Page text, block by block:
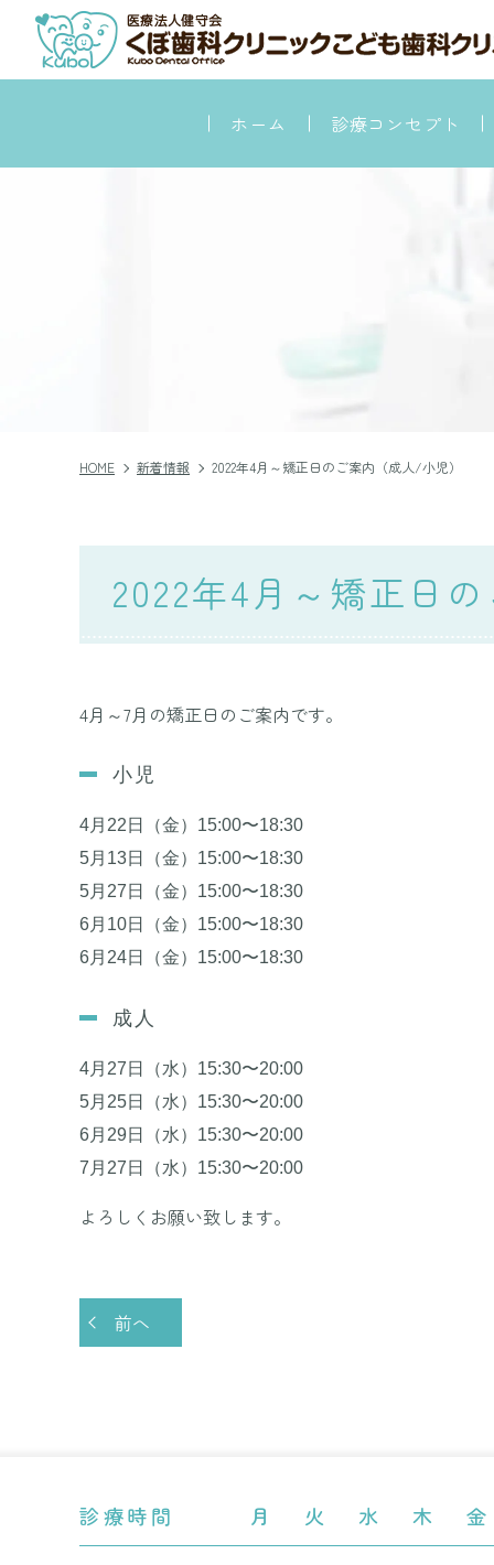
ホーム 診療コンセプト
HOME 新着情報 2022年4月～矯正日のご案内（成人/小児）
2022年4月～矯正日
4月～7月の矯正日のご案内です。
小児
4月22日（金） 15:00〜18:30
5月13日（金） 15:00〜18:30
5月27日（金）15:00〜18:30
6月10日（金）15:00〜18:30
6月24日（金） 15:00〜18:30
成人
4月27日（水）15:30〜20:00
5月25日（水）15:30〜20:00
6月29日（水）15:30〜20:00
7月27日（水） 15:30〜20:00
よろしくお願い致します。
前へ
診療時間 月 火 水 木 金